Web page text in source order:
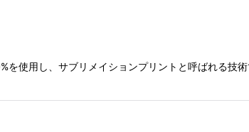
使用し、サブリメイションプリントと呼ばれる技